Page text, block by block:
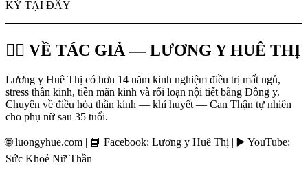
KÝ TẠI ĐÂY
👩‍⚕️ VỀ TÁC GIẢ — LƯƠNG Y HUÊ THỊ
Lương y Huê Thị có hơn 14 năm kinh nghiệm điều trị mất ngủ,
stress thần kinh, tiền mãn kinh và rối loạn nội tiết bằng Đông y.
Chuyên về điều hòa thần kinh — khí huyết — Can Thận tự nhiên
cho phụ nữ sau 35 tuổi.
🌐 luongyhue.com | 📘 Facebook: Lương y Huê Thị | ▶️ YouTube:
Sức Khoẻ Nữ Thần